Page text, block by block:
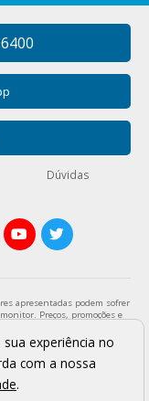
Dúvidas
apresentadas podem sofrer
Preços, promoções e
para pagamentos a vista
a análise e confirmação de
experiência no
com a nossa
.